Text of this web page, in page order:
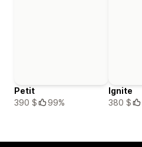
Petit
390 $
99%
Ignite
380 $